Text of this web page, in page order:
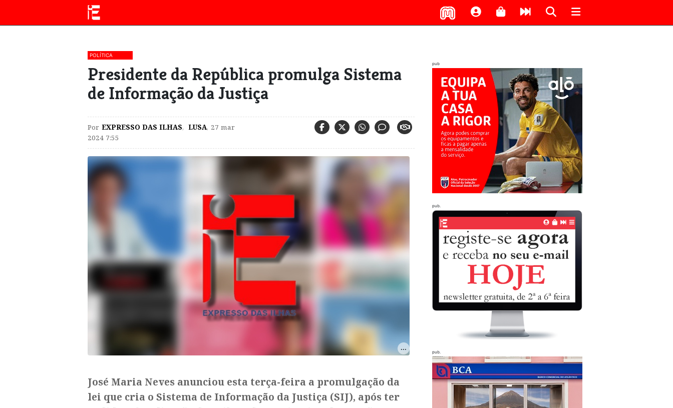
POLÍTICA
Presidente da República promulga Sistema
de Informação da Justiça
Por EXPRESSO DAS ILHAS, LUSA, 27 mar
2024 7:55
José Maria Neves anunciou esta terça-feira a promulgação da
lei que cria o Sistema de Informação da Justiça (SIJ), após ter
pub
pub.
pub.